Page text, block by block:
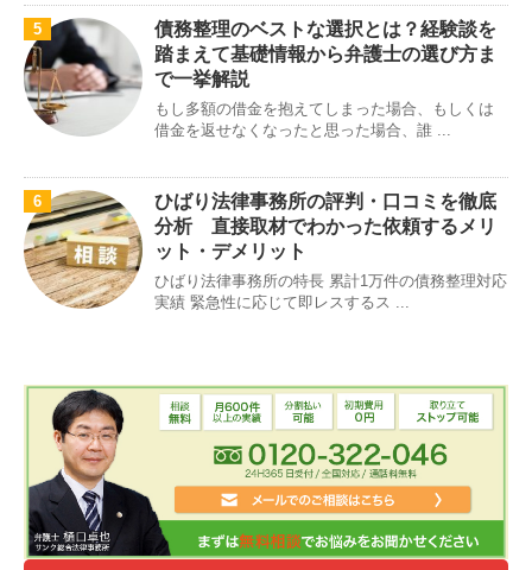
5
債務整理のベストな選択とは？経験談を
踏まえて基礎情報から弁護士の選び方ま
で一挙解説
もし多額の借金を抱えてしまった場合、もしくは
借金を返せなくなったと思った場合、誰 ...
6
ひばり法律事務所の評判・口コミを徹底
分析 直接取材でわかった依頼するメリ
ット・デメリット
ひばり法律事務所の特長 累計1万件の債務整理対応
実績 緊急性に応じて即レスするス ...